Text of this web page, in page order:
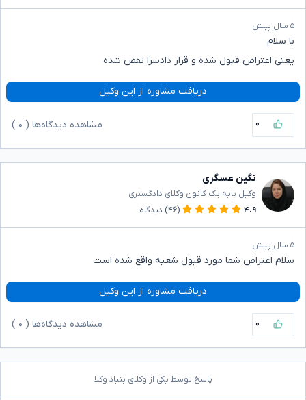
۵ سال پیش
با سلام
یعنی اعتراض قبول شده و قرار دادسرا نقض شده
دریافت مشاوره از این وکیل
۰ مشاهده دیدگاه‌ها ( ۰
نگین عسگری
وکیل پایه یک کانون وکلای دادگستری
۴.۹
(۴۶) دیدگاه
۵ سال پیش
سلام اعتراض شما مورد قبول شعبه واقع شده است
دریافت مشاوره از این وکیل
۰ مشاهده دیدگاه‌ها ( ۰
پاسخ توسط یکی از وکلای بنیاد وکلا